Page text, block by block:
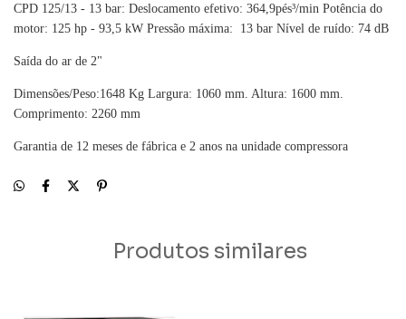
CPD 125/13 - 13 bar: Deslocamento efetivo: 364,9pés³/min Potência do
motor: 125 hp - 93,5 kW Pressão máxima: 13 bar Nível de ruído: 74 dB
Saída do ar de 2"
Dimensões/Peso:1648 Kg Largura: 1060 mm. Altura: 1600 mm.
Comprimento: 2260 mm
Garantia de 12 meses de fábrica e 2 anos na unidade compressora
Produtos similares